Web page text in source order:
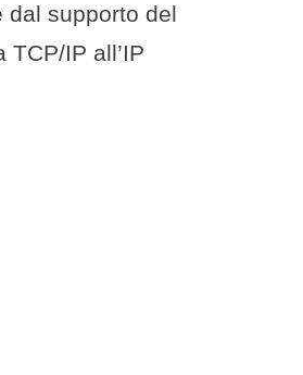
dal supporto del
TCP/IP all’IP